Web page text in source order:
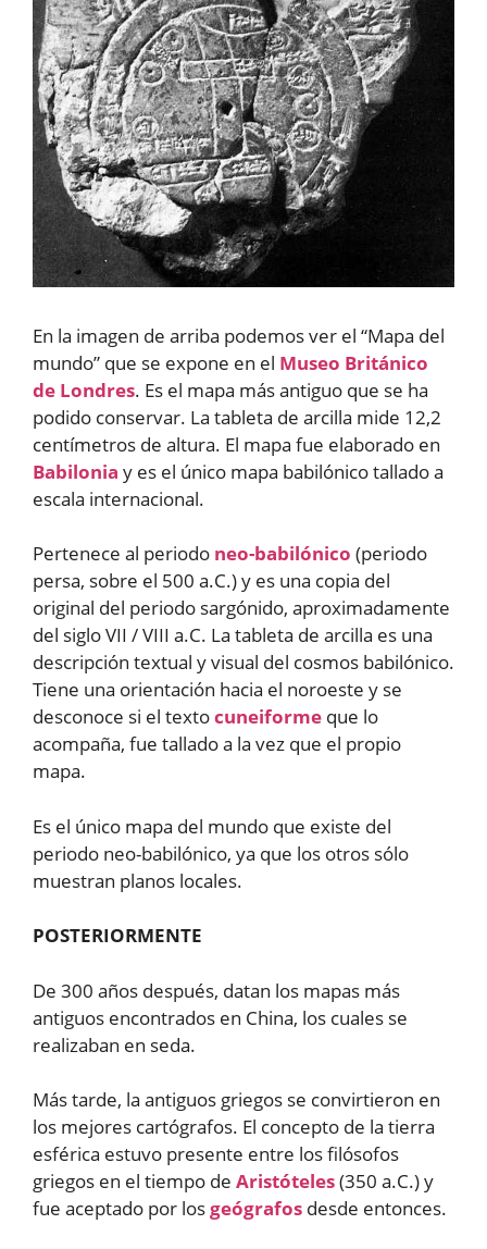
En la imagen de arriba podemos ver el “Mapa del
mundo” que se expone en el Museo Británico
de Londres. Es el mapa más antiguo que se ha
podido conservar. La tableta de arcilla mide 12,2
centímetros de altura. El mapa fue elaborado en
Babilonia y es el único mapa babilónico tallado a
escala internacional.
Pertenece al periodo neo-babilónico (periodo
persa, sobre el 500 a.C.) y es una copia del
original del periodo sargónido, aproximadamente
del siglo VII / VIII a.C. La tableta de arcilla es una
descripción textual y visual del cosmos babilónico.
Tiene una orientación hacia el noroeste y se
desconoce si el textocuneiforme que lo
acompaña, fue tallado a la vez que el propio
mapa.
Es el único mapa del mundo que existe del
periodo neo-babilónico, ya que los otros sólo
muestran planos locales.
POSTERIORMENTE
De 300 años después, datan los mapas más
antiguos encontrados en China, los cuales se
realizaban en seda.
Más tarde, la antiguos griegos se convirtieron en
los mejores cartógrafos. El concepto de la tierra
esférica estuvo presente entre los filósofos
griegos en el tiempo de Aristóteles(350 a.C.) y
fue aceptado por losgeógrafos desde entonces.